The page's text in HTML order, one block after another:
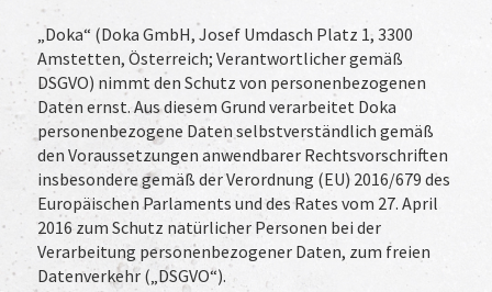
„Doka“ (Doka GmbH, Josef Umdasch Platz 1, 3300
Amstetten, Österreich; Verantwortlicher gemäß
DSGVO) nimmt den Schutz von personenbezogenen
Daten ernst. Aus diesem Grund verarbeitet Doka
personenbezogene Daten selbstverständlich gemäß
den Voraussetzungen anwendbarer Rechtsvorschriften
insbesondere gemäß der Verordnung (EU) 2016/679 des
Europäischen Parlaments und des Rates vom 27. April
2016 zum Schutz natürlicher Personen bei der
Verarbeitung personenbezogener Daten, zum freien
Datenverkehr („DSGVO“).